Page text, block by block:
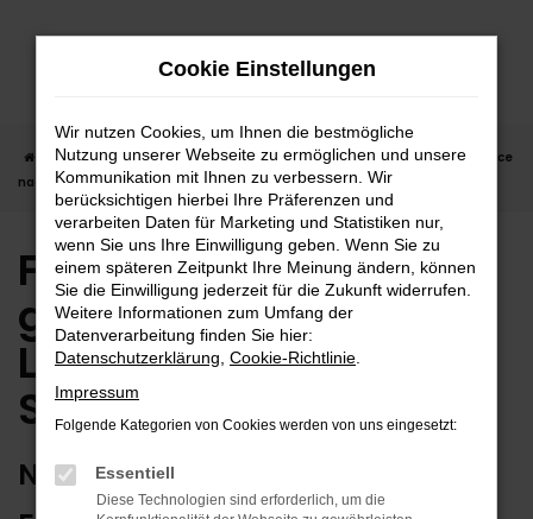
Zum
Startseite Stuttgart
Ford in Stuttgart günstig kaufen | Lieferservice
nach Stuttgart
Ford in Stuttgart
günstig kaufen |
Lieferservice nach
Stuttgart
NUTZEN SIE IHREN NEUEN FORD
Cookie Einstellungen
Wir nutzen Cookies, um Ihnen die bestmögliche
Nutzung unserer Webseite zu ermöglichen und unsere
Kommunikation mit Ihnen zu verbessern. Wir
berücksichtigen hierbei Ihre Präferenzen und
verarbeiten Daten für Marketing und Statistiken nur,
wenn Sie uns Ihre Einwilligung geben. Wenn Sie zu
einem späteren Zeitpunkt Ihre Meinung ändern, können
Sie die Einwilligung jederzeit für die Zukunft widerrufen.
Weitere Informationen zum Umfang der
Datenverarbeitung finden Sie hier:
Datenschutzerklärung Cookie-Richtlinie
Impressum
Folgende Kategorien von Cookies werden von uns eingesetzt:
Essentiell
Diese Technologien sind erforderlich, um die